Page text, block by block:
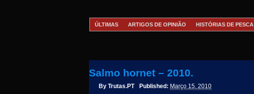
ÚLTIMAS
ARTIGOS DE OPINIÃO HISTÓRIAS DE PESCA
Salmo hornet – 2010.
By Trutas.PT Published: Março 15, 2010